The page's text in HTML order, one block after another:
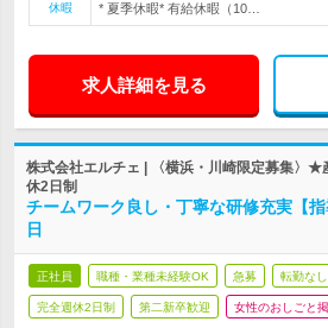
休暇
* 夏季休暇* 有給休暇（10…
求人詳細を見る
株式会社エルチェ | 〈横浜・川崎限定募集〉
休2日制
チームワーク良し・丁寧な研修充実【
日
正社員 職種・業種未経験OK 急募 転勤なし
完全週休2日制 第二新卒歓迎 女性のおしごと